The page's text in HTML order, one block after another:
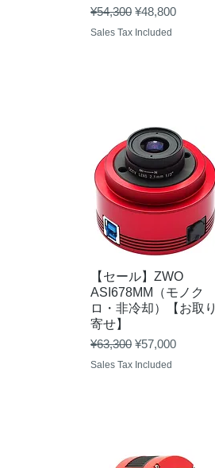
Regular Price
¥54,300 Sale Price
¥48,800
Sales Tax Included
Quick View
【セール】ZWO
ASI678MM（モノク
ロ・非冷却）【お取り
寄せ】
Regular Price
¥63,300 Sale Price
¥57,000
Sales Tax Included